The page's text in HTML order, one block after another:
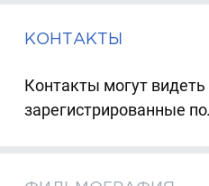
КОНТАКТЫ
Контакты могут видеть
зарегистрированные